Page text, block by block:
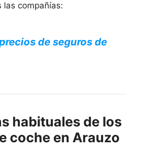
las compañías:
de seguros de
habituales de los
coche en Arauzo